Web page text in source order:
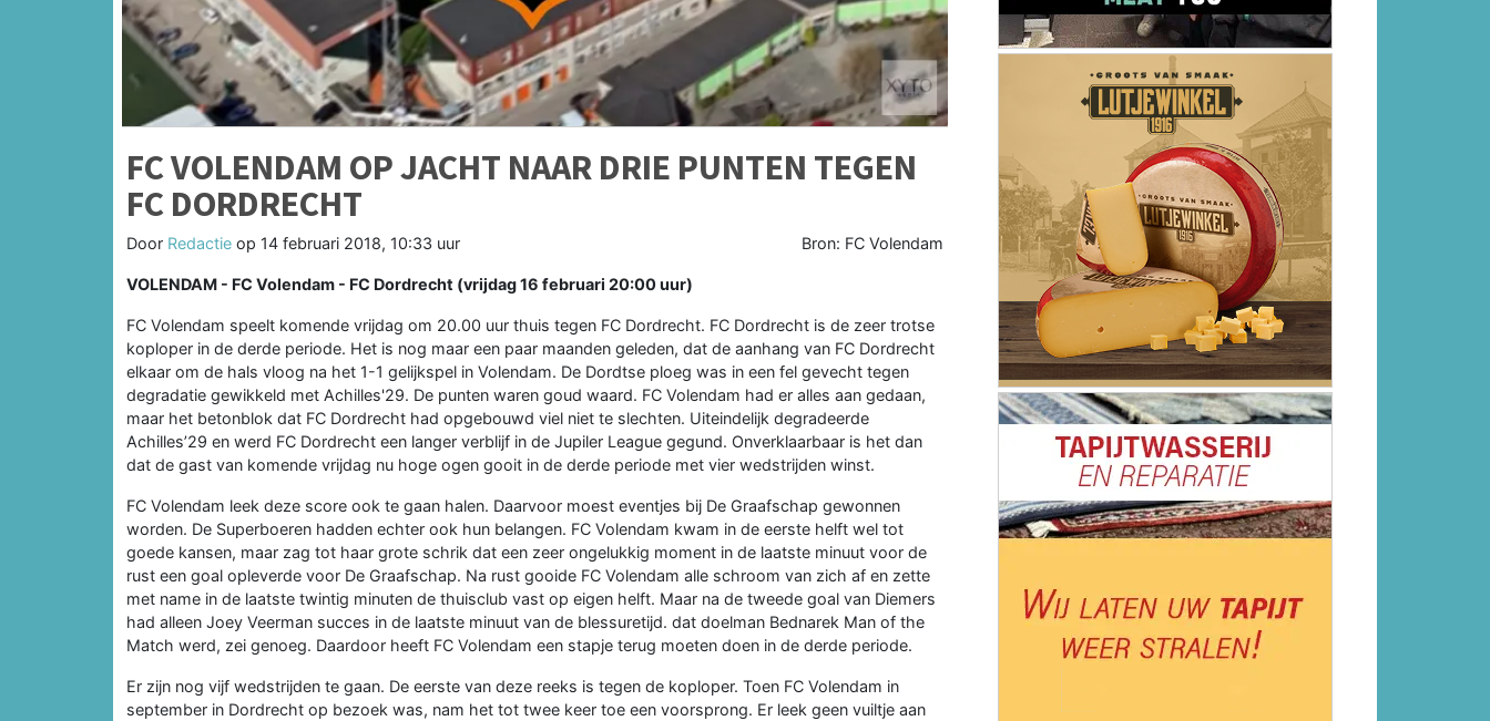
FC VOLENDAM OP JACHT NAAR DRIE PUNTEN TEGEN
FC DORDRECHT
Door Redactie op 14 februari 2018, 10:33 uur Bron: FC Volendam
VOLENDAM - FC Volendam - FC Dordrecht (vrijdag 16 februari 20:00 uur)
FC Volendam speelt komende vrijdag om 20.00 uur thuis tegen FC Dordrecht. FC Dordrecht is de zeer trotse
koploper in de derde periode. Het is nog maar een paar maanden geleden, dat de aanhang van FC Dordrecht
elkaar om de hals vloog na het 1-1 gelijkspel in Volendam. De Dordtse ploeg was in een fel gevecht tegen
degradatie gewikkeld met Achilles'29. De punten waren goud waard. FC Volendam had er alles aan gedaan,
maar het betonblok dat FC Dordrecht had opgebouwd viel niet te slechten. Uiteindelijk degradeerde
Achilles’29 en werd FC Dordrecht een langer verblijf in de Jupiler League gegund. Onverklaarbaar is het dan
dat de gast van komende vrijdag nu hoge ogen gooit in de derde periode met vier wedstrijden winst.
FC Volendam leek deze score ook te gaan halen. Daarvoor moest eventjes bij De Graafschap gewonnen
worden. De Superboeren hadden echter ook hun belangen. FC Volendam kwam in de eerste helft wel tot
goede kansen, maar zag tot haar grote schrik dat een zeer ongelukkig moment in de laatste minuut voor de
rust een goal opleverde voor De Graafschap. Na rust gooide FC Volendam alle schroom van zich af en zette
met name in de laatste twintig minuten de thuisclub vast op eigen helft. Maar na de tweede goal van Diemers
had alleen Joey Veerman succes in de laatste minuut van de blessuretijd. dat doelman Bednarek Man of the
Match werd, zei genoeg. Daardoor heeft FC Volendam een stapje terug moeten doen in de derde periode.
Er zijn nog vijf wedstrijden te gaan. De eerste van deze reeks is tegen de koploper. Toen FC Volendam in
september in Dordrecht op bezoek was, nam het tot twee keer toe een voorsprong. Er leek geen vuiltje aan